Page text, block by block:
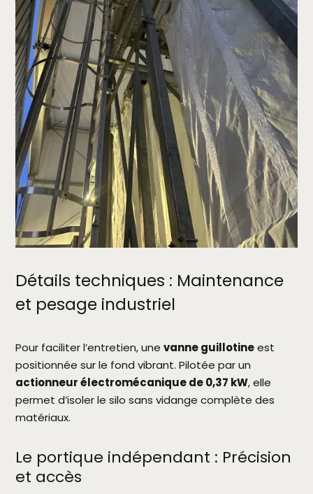
Détails techniques : Maintenance
et pesage industriel
Pour faciliter l’entretien, unevanne guillotineest
positionnée sur le fond vibrant. Pilotée par un
actionneur électromécanique de 0,37 kW, elle
permet d’isoler le silo sans vidange complète des
matériaux.
Le portique indépendant : Précision
et accès